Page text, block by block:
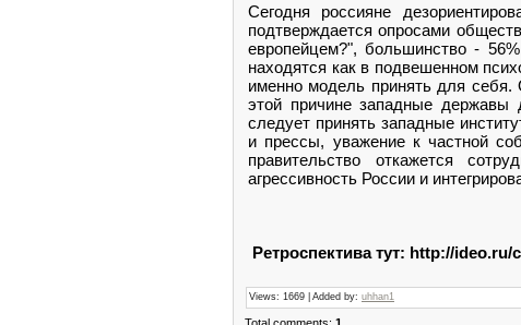
Сегодня россияне
подтверждается опросами
европейцем?", большинство -
находятся как в подвешенном
именно модель принять для себя.
этой причине западные державы
следует принять западные
и прессы, уважение к частной
правительство откажется
агрессивность России и
Ретроспектива тут: http://
Views: 1669 | Added by: uhhan1